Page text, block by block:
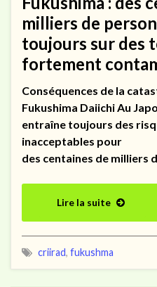
milliers de
toujours sur des
fortement
Conséquences de la
Fukushima Daiichi Au
entraîne toujours des
inacceptables pour
des centaines de milliers
Lire la suite
criirad, fukushma